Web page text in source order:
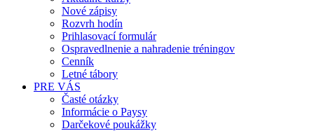
Nové zápisy
Rozvrh hodín
Prihlasovací formulár
Ospravedlnenie a nahradenie tréningov
Cenník
Letné tábory
PRE VÁS
Časté otázky
Informácie o Paysy
Darčekové poukážky